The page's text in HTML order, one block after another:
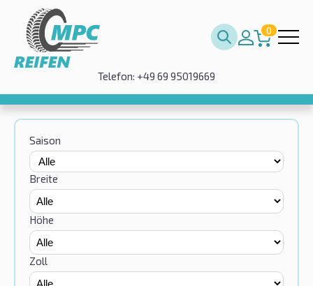
0
Telefon: +49 69 95019669
Saison
Breite
Höhe
Zoll